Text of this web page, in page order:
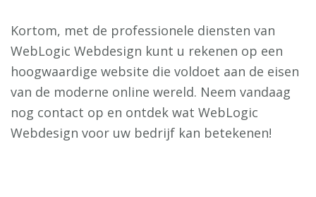
Kortom, met de professionele diensten van
WebLogic Webdesign kunt u rekenen op een
hoogwaardige website die voldoet aan de eisen
van de moderne online wereld. Neem vandaag
nog contact op en ontdek wat WebLogic
Webdesign voor uw bedrijf kan betekenen!